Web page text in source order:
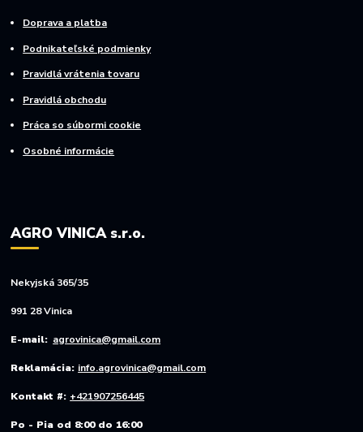
Doprava a platba
Podnikateľské podmienky
Pravidlá vrátenia tovaru
Pravidlá obchodu
Práca so súbormi cookie
Osobné informácie
AGRO VINICA s.r.o.
Nekyjská 365/35
991 28 Vinica
E-mail: agrovinica@gmail.com
Reklamácia: info.agrovinica@gmail.com
Kontakt #: +421907256445
Po - Pia od 8:00 do 16:00